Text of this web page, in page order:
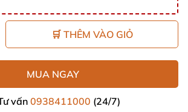
🛒 THÊM VÀO GIỎ
MUA NGAY
vấn0938411000 (24/7)